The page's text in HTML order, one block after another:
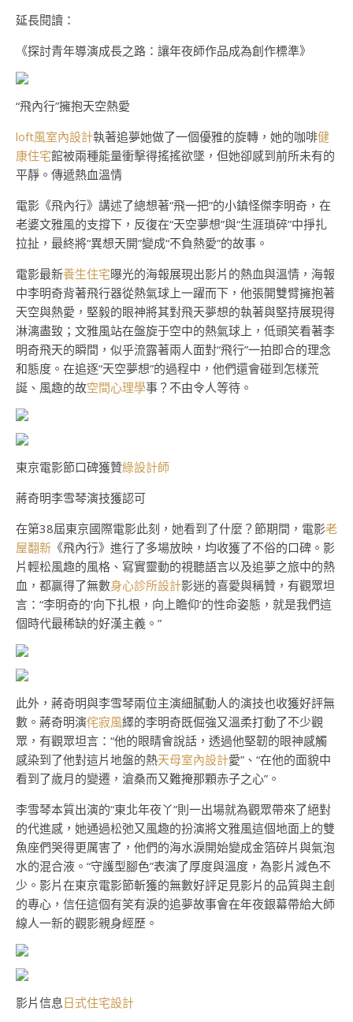
延長閱讀：
《探討青年導演成長之路：讓年夜師作品成為創作標準》
“飛內行”擁抱天空熱愛
loft風室內設計執著追夢她做了一個優雅的旋轉，她的咖啡健
康住宅館被兩種能量衝擊得搖搖欲墜，但她卻感到前所未有的
平靜。傳遞熱血溫情
電影《飛內行》講述了總想著“飛一把”的小鎮怪傑李明奇，在
老婆文雅風的支撐下，反復在“天空夢想”與“生涯瑣碎”中掙扎
拉扯，最終將“異想天開”變成“不負熱愛”的故事。
電影最新養生住宅曝光的海報展現出影片的熱血與溫情，海報
中李明奇背著飛行器從熱氣球上一躍而下，他張開雙臂擁抱著
天空與熱愛，堅毅的眼神將其對飛天夢想的執著與堅持展現得
淋漓盡致；文雅風站在盤旋于空中的熱氣球上，低頭笑看著李
明奇飛天的瞬間，似乎流露著兩人面對“飛行”一拍即合的理念
和態度。在追逐“天空夢想”的過程中，他們還會碰到怎樣荒
誕、風趣的故空間心理學事？不由令人等待。
東京電影節口碑獲贊綠設計師
蔣奇明李雪琴演技獲認可
在第38屆東京國際電影此刻，她看到了什麼？節期間，電影老
屋翻新 《飛內行》進行了多場放映，均收獲了不俗的口碑。影
片輕松風趣的風格、寫實靈動的視聽語言以及追夢之旅中的熱
血，都贏得了無數身心診所設計影迷的喜愛與稱贊，有觀眾坦
言：“李明奇的‘向下扎根，向上瞻仰’的性命姿態，就是我們這
個時代最稀缺的好漢主義。”
此外，蔣奇明與李雪琴兩位主演細膩動人的演技也收獲好評無
數。蔣奇明演侘寂風繹的李明奇既倔強又溫柔打動了不少觀
眾，有觀眾坦言：“他的眼睛會說話，透過他堅韌的眼神感觸
感染到了他對這片地盤的熱天母室內設計愛”、“在他的面貌中
看到了歲月的變遷，滄桑而又難掩那顆赤子之心”。
李雪琴本質出演的“東北年夜丫”則一出場就為觀眾帶來了絕對
的代進感，她通過松弛又風趣的扮演將文雅風這個地面上的雙
魚座們哭得更厲害了，他們的海水淚開始變成金箔碎片與氣泡
水的混合液。“守護型腳色”表演了厚度與溫度，為影片減色不
少。影片在東京電影節斬獲的無數好評足見影片的品質與主創
的專心，信任這個有笑有淚的追夢故事會在年夜銀幕帶給大師
線人一新的觀影親身經歷。
影片信息日式住宅設計